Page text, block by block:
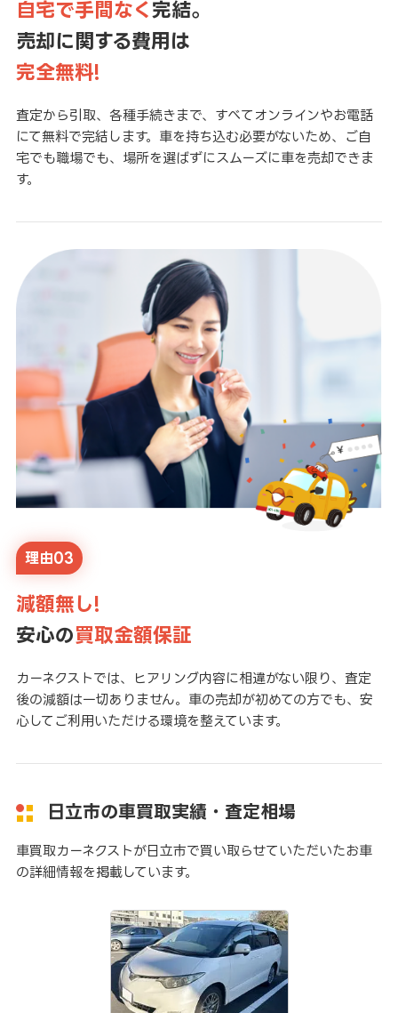
自宅で手間なく 完結。
売却に関する費用は
完全無料!
査定から引取、各種手続きまで、すべてオンラインやお電話
にて無料で完結します。車を持ち込む必要がないため、ご自
宅でも職場でも、場所を選ばずにスムーズに車を売却できま
す。
理由03
減額無し!
安心の買取金額保証
カーネクストでは、ヒアリング内容に相違がない限り、査定
後の減額は一切ありません。車の売却が初めての方でも、安
心してご利用いただける環境を整えています。
日立市の車買取実績・査定相場
車買取カーネクストが日立市で買い取らせていただいたお車
の詳細情報を掲載しています。